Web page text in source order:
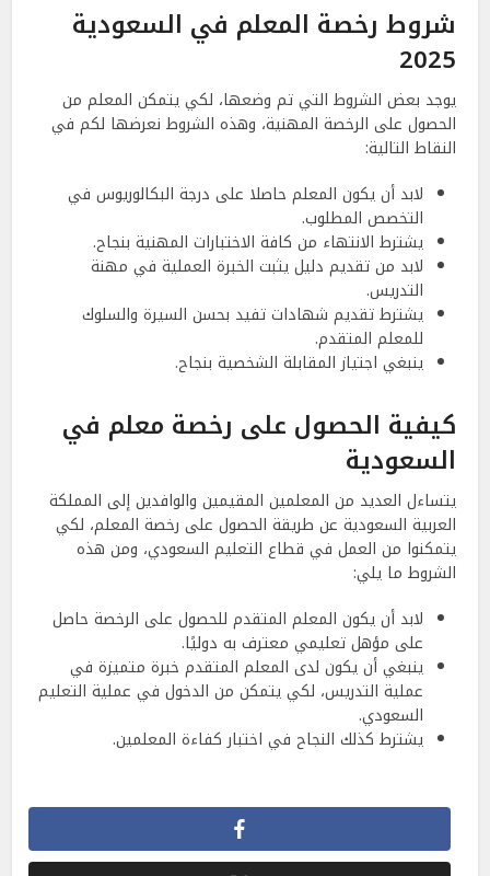
شروط رخصة المعلم في السعودية
2025
يوجد بعض الشروط التي تم وضعها، لكي يتمكن المعلم من
الحصول على الرخصة المهنية، وهذه الشروط نعرضها لكم في
النقاط التالية:
لابد أن يكون المعلم حاصلا على درجة البكالوريوس في
التخصص المطلوب.
يشترط الانتهاء من كافة الاختبارات المهنية بنجاح.
لابد من تقديم دليل يثبت الخبرة العملية في مهنة
التدريس.
يشترط تقديم شهادات تفيد بحسن السيرة والسلوك
للمعلم المتقدم.
ينبغي اجتياز المقابلة الشخصية بنجاح.
كيفية الحصول على رخصة معلم في
السعودية
يتساءل العديد من المعلمين المقيمين والوافدين إلى المملكة
العربية السعودية عن طريقة الحصول على رخصة المعلم، لكي
يتمكنوا من العمل في قطاع التعليم السعودي، ومن هذه
الشروط ما يلي:
لابد أن يكون المعلم المتقدم للحصول على الرخصة حاصل
على مؤهل تعليمي معترف به دوليًا.
ينبغي أن يكون لدى المعلم المتقدم خبرة متميزة في
عملية التدريس، لكي يتمكن من الدخول في عملية التعليم
السعودي.
يشترط كذلك النجاح في اختبار كفاءة المعلمين.